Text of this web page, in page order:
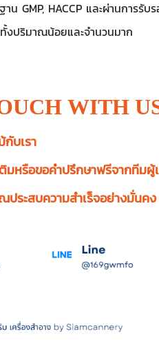
าน GMP, HACCP และผ่านการรับ
งปริมาณน้อยและจำนวนมาก
WITH
บเรา
มหรือขอคำปรึกษาฟรีจากทีมผู้
ประสบความสำเร็จอย่างมั่นคง